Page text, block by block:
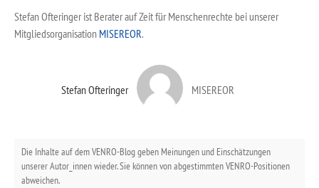
Stefan Ofteringer ist Berater auf Zeit für Menschenrechte bei unserer
Mitgliedsorganisation MISEREOR.
Stefan Ofteringer MISEREOR
Die Inhalte auf dem VENRO-Blog geben Meinungen und Einschätzungen
unserer Autor_innen wieder. Sie können von abgestimmten VENRO-Positionen
abweichen.